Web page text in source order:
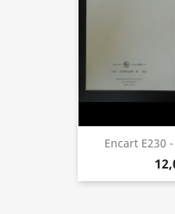
Encart E230